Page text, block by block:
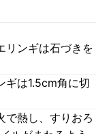
リンギは石づきを
ギは1.5cm角に切
で熱し、すりおろ